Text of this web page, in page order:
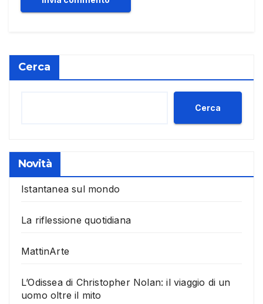
Cerca
Cerca
Novità
Istantanea sul mondo
La riflessione quotidiana
MattinArte
L’Odissea di Christopher Nolan: il viaggio di un
uomo oltre il mito